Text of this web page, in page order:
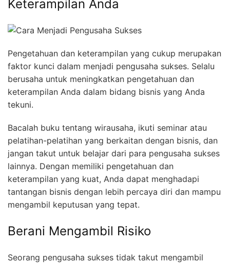
Keterampilan Anda
Pengetahuan dan keterampilan yang cukup merupakan
faktor kunci dalam menjadi pengusaha sukses. Selalu
berusaha untuk meningkatkan pengetahuan dan
keterampilan Anda dalam bidang bisnis yang Anda
tekuni.
Bacalah buku tentang wirausaha, ikuti seminar atau
pelatihan-pelatihan yang berkaitan dengan bisnis, dan
jangan takut untuk belajar dari para pengusaha sukses
lainnya. Dengan memiliki pengetahuan dan
keterampilan yang kuat, Anda dapat menghadapi
tantangan bisnis dengan lebih percaya diri dan mampu
mengambil keputusan yang tepat.
Berani Mengambil Risiko
Seorang pengusaha sukses tidak takut mengambil